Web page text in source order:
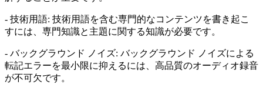
- 技術用語: 技術用語を含む専門的なコンテンツを書き起こ
すには、専門知識と主題に関する知識が必要です。
- バックグラウンド ノイズ: バックグラウンド ノイズによる
転記エラーを最小限に抑えるには、高品質のオーディオ録音
が不可欠です。